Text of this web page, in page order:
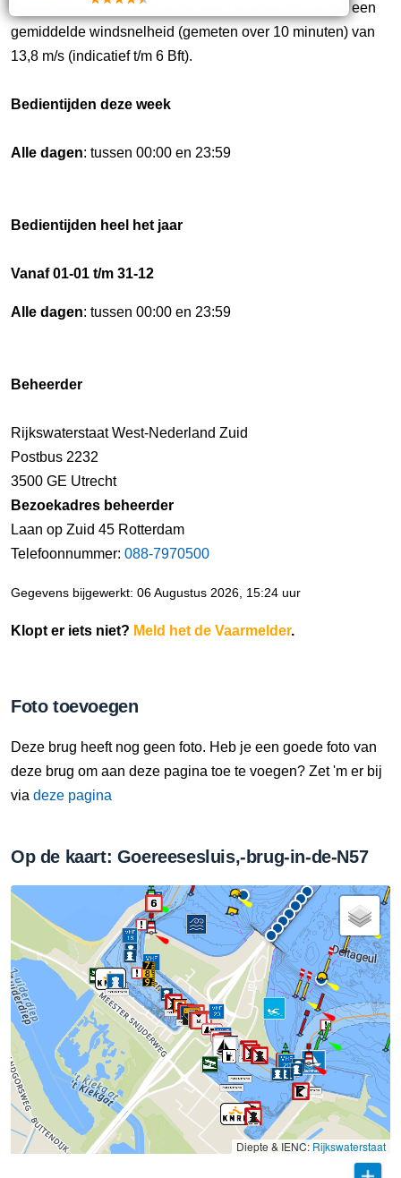
Opmerking:De brug mag bediend worden tot en met een
gemiddelde windsnelheid (gemeten over 10 minuten) van
13,8 m/s (indicatief t/m 6 Bft).
Bedientijden deze week
Alle dagen: tussen 00:00 en 23:59
Bedientijden heel het jaar
Vanaf 01-01 t/m 31-12
Alle dagen: tussen 00:00 en 23:59
Beheerder
Rijkswaterstaat West-Nederland Zuid
Postbus 2232
3500 GE Utrecht
Bezoekadres beheerder
Laan op Zuid 45 Rotterdam
Telefoonnummer: 088-7970500
Gegevens bijgewerkt: 06 Augustus 2026, 15:24 uur
Klopt er iets niet? Meld het de Vaarmelder.
Foto toevoegen
Deze brug heeft nog geen foto. Heb je een goede foto van
deze brug om aan deze pagina toe te voegen? Zet 'm er bij
via deze pagina
Op de kaart: Goereesesluis,-brug-in-de-N57
Diepte & IENC: Rijkswaterstaat